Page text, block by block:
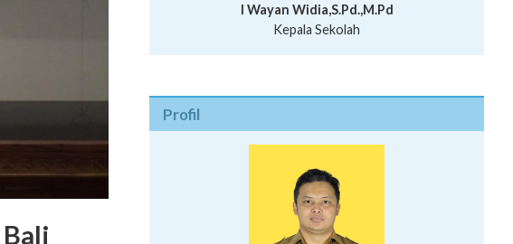
I Wayan Widia,S.Pd.,M.Pd
Kepala Sekolah
Profil